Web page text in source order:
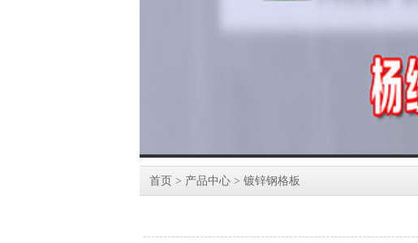
首页 > 产品中心 > 镀锌钢格板